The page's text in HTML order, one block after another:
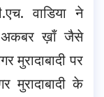
वाडिया ने
अकबर ख़ाँ जैसे
मुरादाबादी पर
मुरादाबादी के